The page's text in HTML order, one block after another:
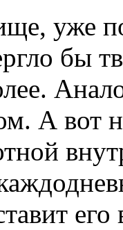
уже
бы
А вот